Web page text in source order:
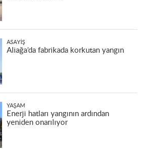
ASAYIŞ
Aliağa’da fabrikada korkutan yangın
YAŞAM
Enerji hatları yangının ardından
yeniden onarılıyor